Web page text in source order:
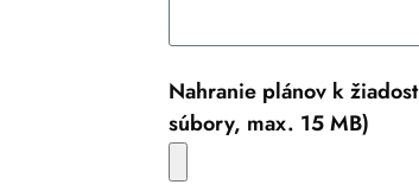
Nahranie plánov k
súbory, max. 15 MB)